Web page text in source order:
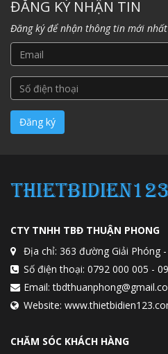
ĐĂNG KÝ NHẬN TIN
Đăng ký để nhận thông tin mới nhất
CTY TNHH TBĐ THUẬN PHONG
Địa chỉ: 363 đường Giải Phóng
Số điện thoại: 0792 000 005 -
Email:
Website:
CHĂM SÓC KHÁCH HÀNG